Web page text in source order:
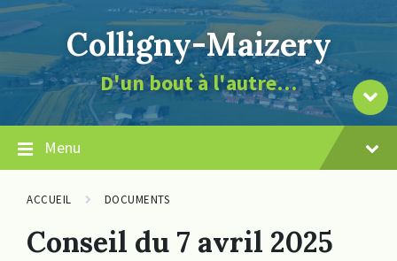
Skip
content
Skip
main
navigation
Skip
footer
Colligny-Maizery
D'un bout à l'autre…
Menu
Descendre
vers
la
ACCUEIL DOCUMENTS
Conseil du 7 avril 2025